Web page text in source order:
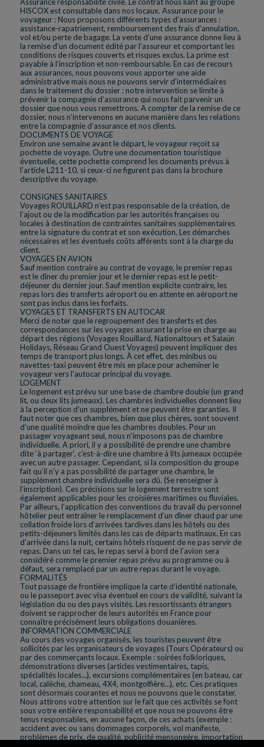
HISCOX est consultable dans nos locaux. Assurance pour le
voyageur : Nous proposons différents types d’assurances :
assistance-rapatriement, remboursement des frais d’annulation,
vol et/ou perte de bagage. La vente d’une assurance donne lieu à
la remise d’un document édité par l’assureur et comportant les
conditions de risques couverts et risques exclus. La prime est
payable à l’inscription et non-remboursable. En cas de recours
aux assurances, nous pouvons vous apporter une aide
administrative mais nous ne pouvons servir d’intermédiaires
dans le traitement du dossier : notre intervention se limite à
prévenir la compagnie d’assurance qui nous fait parvenir un
dossier que nous vous remettrons. A compter de la remise de ce
dossier, nous n’intervenons en aucune manière dans les relations
entre la compagnie d’assurance et nos clients.
DOCUMENTS DE VOYAGE
Environ une semaine avant le départ, le voyageur reçoit sa
pochette de voyage. Outre une documentation touristique
éventuelle, cette pochette comprend les documents prévus à
l’article L211-10, si ceux-ci ne figurent pas dans la brochure
descriptive du voyage.
CONSIGNES SANITAIRES
Voyages ROUILLARD n’est pas responsable de la création, de
l’ajout ou de la modification par les autorités françaises ou
locales à destination de contraintes sanitaires supplémentaires
entre la signature du contrat et son exécution. Les démarches
nécessaires et les éventuels coûts afférents sont à la charge du
client.
VOYAGES EN AVION
Sauf mention contraire au contrat de voyage, le premier repas
est le dîner du premier jour et le dernier repas est le petit-
déjeuner du dernier jour. Sauf mention explicite contraire, les
repas lors des transferts aéroport ou en attente en aéroport ne
sont pas inclus dans les forfaits.
VOYAGES ET TRANSFERTS EN AUTOCAR
Merci de noter que le regroupement des transferts et des
correspondances sur les voyages assurant la prise en charge au
départ des régions (Voyages Rouillard, Nationaltours et Salaün
Holidays, Réseau Grand Ouest Voyages) peuvent impliquer des
temps de transport plus longs. À cet effet, des minibus ou
navettes-taxi peuvent être mis en place pour acheminer le
voyageur vers l’autocar principal du voyage.
LOGEMENT
Le logement est prévu sur une base de chambre double (un grand
lit, ou deux lits jumeaux). Les chambres individuelles donnent lieu
à la perception d’un supplément et ne peuvent être garanties. Il
faut noter que ces chambres, bien que plus chères, sont souvent
d’une qualité moindre que les chambres doubles. Pour un
passager voyageant seul, nous n’imposons pas de chambre
individuelle. A priori, il y a possibilité de prendre une chambre
dite ‘à partager’, c’est-à-dire une chambre à lits jumeaux occupée
avec un autre passager. Cependant, si la composition du groupe
fait qu’il n’y a pas possibilité de partager une chambre, le
supplément chambre individuelle sera dû. (Se renseigner à
l’inscription). Ces précisions sur le logement terrestre sont
également applicables pour les croisières maritimes ou fluviales.
Par ailleurs, l’application des conventions du travail du personnel
hôtelier peut entraîner le remplacement d’un dîner chaud par une
collation froide lors d’arrivées tardives dans les hôtels ou des
petits-déjeuners limités dans les cas de départs matinaux. En cas
d’arrivée dans la nuit, certains hôtels risquent de ne pas servir de
repas. Dans un tel cas, le repas servi à bord de l’avion sera
considéré comme le premier repas prévu au programme ou à
défaut, sera remplacé par un autre repas durant le voyage.
FORMALITÉS
Tout passage de frontière implique la carte d’identité nationale,
ou le passeport avec visa éventuel en cours de validité, suivant la
législation du ou des pays visités. Les ressortissants étrangers
doivent se rapprocher de leurs autorités en France pour
connaître précisément leurs obligations douanières.
INFORMATION COMMERCIALE
Au cours des voyages organisés, les touristes peuvent être
sollicités par les organisateurs de voyages (Tours Opérateurs) ou
par des commerçants locaux. Exemple : soirées folkloriques,
démonstrations diverses (articles vestimentaires, tapis,
spécialités locales…), excursions complémentaires (en bateau, car
local, calèche, chameau, 4X4, montgolfière…), etc. Ces pratiques
sont désormais courantes et nous ne pouvons que le constater.
Nous attirons votre attention sur le fait que ces activités se font
sous votre entière responsabilité et que nous ne pouvons être
tenus responsables, en aucune façon, de ces achats (exemple :
accident avec ou sans dommages corporels, vol manifeste,
problèmes de prix, de qualité, publicité mensongère, importation